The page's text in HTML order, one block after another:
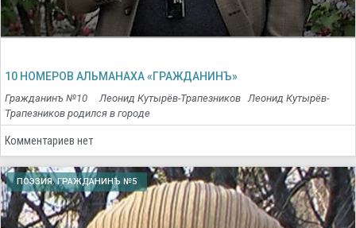
10 НОМЕРОВ АЛЬМАНАХА «ГРАЖДАНИНЪ»
Гражданинъ №10 Леонид Кутырёв-Трапезников Леонид Кутырёв-
Трапезников родился в городе
Комментариев нет
ПОЭЗИЯ. ГРАЖДАНИНЪ №5